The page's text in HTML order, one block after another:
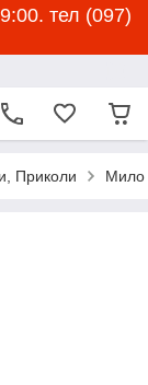
тел (097)
Приколи Мило